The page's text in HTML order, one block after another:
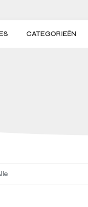
CATEGORIEËN